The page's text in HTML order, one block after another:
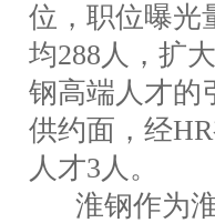
位，职位曝光
均288人，扩
钢高端人才的
供约面，经
人才3人。
淮钢作为淮